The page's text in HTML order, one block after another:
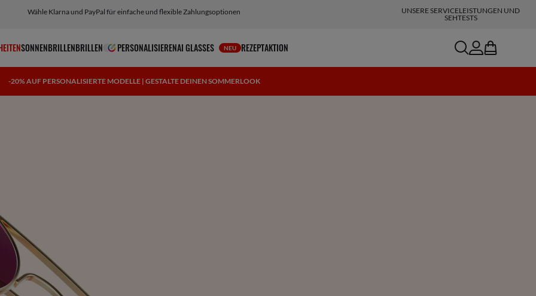
Personalisiere deine Sonnenbrille und füge kostenlos eine Gravur hinzu
UNSERE SERVICELEISTUNGEN UND
SEHTESTS
SONNENBRILLENBRILLEN PERSONALISIERENAI GLASSES NEU REZEPTAKTION searchaccount
bag
-20% AUF PERSONALISIERTE MODELLE | GESTALTE DEINEN SOMMERLOOK